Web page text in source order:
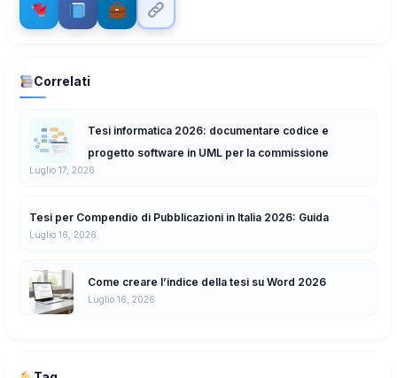
Correlati
Tesi informatica 2026: documentare codice e
progetto software in UML per la commissione
Luglio 17, 2026
Tesi per Compendio di Pubblicazioni in Italia 2026: Guida
Luglio 16, 2026
Come creare l’indice della tesi su Word 2026
Luglio 16, 2026